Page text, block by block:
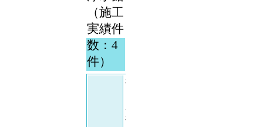
（施工
実績件
数：4
件）
福
福